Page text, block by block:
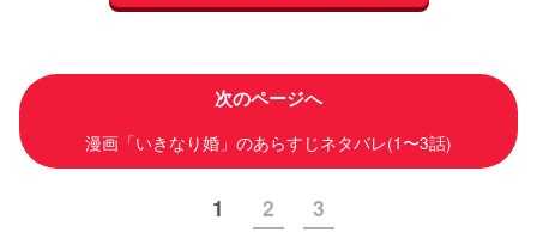
次のページへ
漫画「いきなり婚」のあらすじネタバレ(1〜3話)
1 2 3